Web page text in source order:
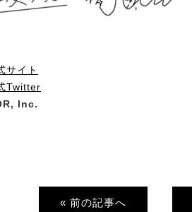
サイト
Twitter
Inc.
« 前の記事へ